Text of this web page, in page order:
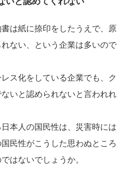
は紙に捺印をしたうえで、原
ない、という企業は多いので
ス化をしている企業でも、ク
いと認められないと言われれ
本人の国民性は、災害時には
民性がこうした思わぬところ
はないでしょうか。